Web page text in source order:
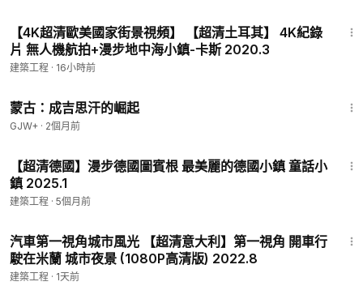
【4K超清歐美國家街景視頻】 【超清土耳其】 4K紀錄
片 無人機航拍+漫步地中海小鎮-卡斯 2020.3
建築工程 · 16小時前
蒙古：成吉思汗的崛起
GJW+ · 2個月前
【超清德國】漫步德國圖賓根 最美麗的德國小鎮 童話小
鎮 2025.1
建築工程 · 5個月前
汽車第一視角城市風光 【超清意大利】第一視角 開車行
駛在米蘭 城市夜景 (1080P高清版) 2022.8
建築工程 · 1天前